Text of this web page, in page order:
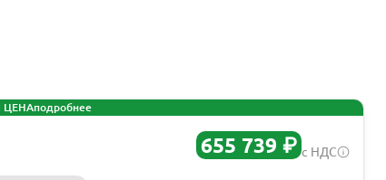
ЦЕНАподробнее
655 739 ₽ с НДС